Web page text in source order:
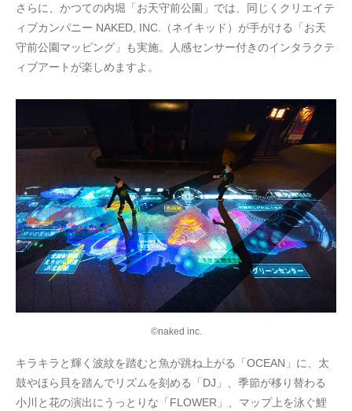
さらに、かつての内堀「お天守前公園」では、同じくクリエイテ
ィブカンパニー NAKED, INC.（ネイキッド）が手がける「お天
守前公園マッピング」も実施。人感センサー付きのインタラクテ
ィブアートが楽しめますよ。
©naked inc.
キラキラと輝く波紋を踏むと魚が跳ね上がる「OCEAN」に、太
鼓やほら貝を踏んでリズムを刻める「DJ」、季節が移り替わる
小川と花の演出にうっとりな「FLOWER」、マップ上を泳ぐ鯉